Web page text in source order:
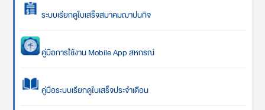
ระบบเรียกดูใบเสร็จสมาคมฌาปนกิจ
คู่มือการใช้งาน Mobile App สหกรณ์
คู่มือระบบเรียกดูใบเสร็จประจำเดือน